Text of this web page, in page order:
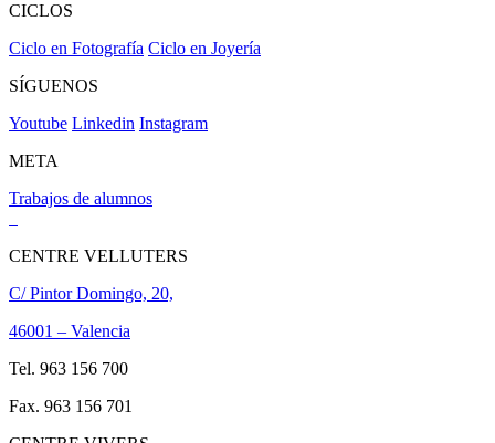
CICLOS
Ciclo en Fotografía Ciclo en Joyería
SÍGUENOS
Youtube Linkedin Instagram
META
Trabajos de alumnos
CENTRE VELLUTERS
C/ Pintor Domingo, 20,
46001 – Valencia
Tel. 963 156 700
Fax. 963 156 701